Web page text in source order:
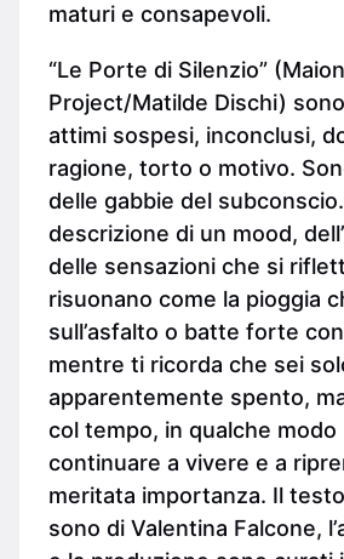
maturi e consapevoli.
“Le Porte di Silenzio”
Project/Matilde Dischi)
attimi sospesi, inconclusi,
ragione, torto o motivo.
delle gabbie del subconscio.
descrizione di un mood,
delle sensazioni che si
risuonano come la pioggia
sull’asfalto o batte forte
mentre ti ricorda che sei
apparentemente spento,
col tempo, in qualche modo
continuare a vivere e a
meritata importanza. Il
sono di Valentina Falcone,